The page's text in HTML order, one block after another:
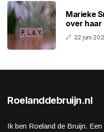
Marieke
over
22 juni
Roelanddebruijn.nl
Ik ben Roeland de Bruijn.